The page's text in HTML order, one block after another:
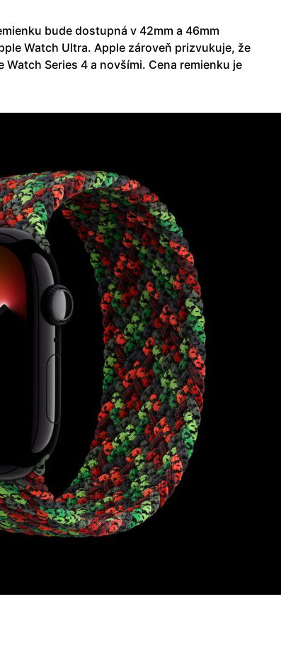
bude dostupná v 42mm a 46mm
Watch Ultra. Apple zároveň prizvukuje, že
Series 4 a novšími. Cena remienku je